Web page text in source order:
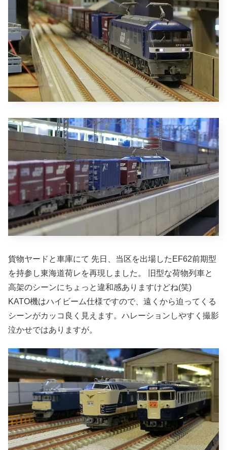
貨物ヤードと車庫にて 先日、当区を出場したEF62前期型
を持参し東海道荷レを再現しました。 旧型な荷物列車と
高架のシーンにちょっと違和感ありますけどね(笑)
KATO機はハイビーム仕様ですので、遠くから迫ってくる
シーンがカッコ良く見えます。ハレーションしやすく撮影
泣かせではありますが。